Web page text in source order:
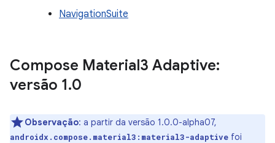
NavigationSuite
Compose Material3 Adaptive:
versão 1.0
Observação: a partir da versão 1.0.0-alpha07,
androidx.compose.material3:material3-adaptive foi